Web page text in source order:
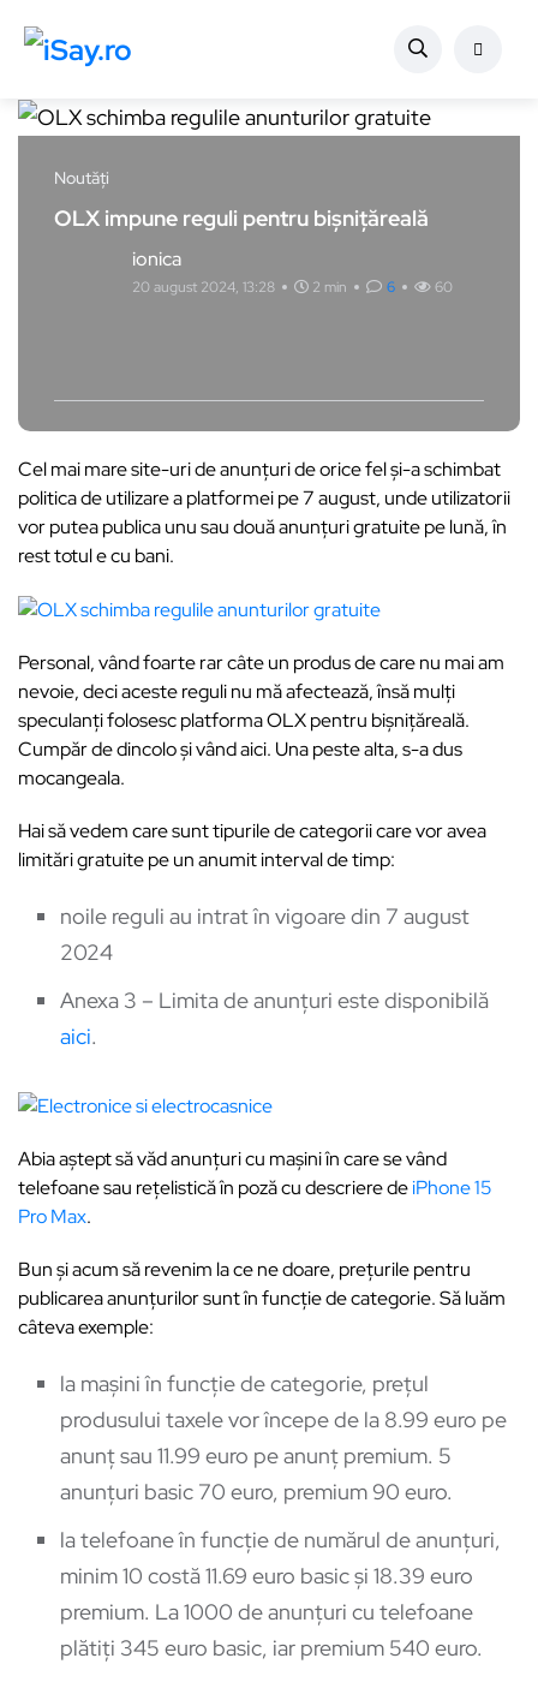
Noutăți
OLX impune reguli pentru bișnițăreală
ionica
20 august 2024, 13:28 2 min 6 60
Cel mai mare site-uri de anunțuri de orice fel și-a schimbat
politica de utilizare a platformei pe 7 august, unde utilizatorii
vor putea publica unu sau două anunțuri gratuite pe lună, în
rest totul e cu bani.
Personal, vând foarte rar câte un produs de care nu mai am
nevoie, deci aceste reguli nu mă afectează, însă mulți
speculanți folosesc platforma OLX pentru bișnițăreală.
Cumpăr de dincolo și vând aici. Una peste alta, s-a dus
mocangeala.
Hai să vedem care sunt tipurile de categorii care vor avea
limitări gratuite pe un anumit interval de timp:
noile reguli au intrat în vigoare din 7 august
2024
Anexa 3 – Limita de anunțuri este disponibilă
aici.
Abia aștept să văd anunțuri cu mașini în care se vând
telefoane sau rețelistică în poză cu descriere deiPhone 15
Pro Max.
Bun și acum să revenim la ce ne doare, prețurile pentru
publicarea anunțurilor sunt în funcție de categorie. Să luăm
câteva exemple:
la mașini în funcție de categorie, prețul
produsului taxele vor începe de la 8.99 euro pe
anunț sau 11.99 euro pe anunț premium. 5
anunțuri basic 70 euro, premium 90 euro.
la telefoane în funcție de numărul de anunțuri,
minim 10 costă 11.69 euro basic și 18.39 euro
premium. La 1000 de anunțuri cu telefoane
plătiți 345 euro basic, iar premium 540 euro.